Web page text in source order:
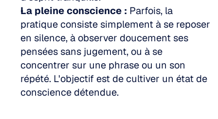
La pleine conscience : Parfois, la
pratique consiste simplement à se reposer
en silence, à observer doucement ses
pensées sans jugement, ou à se
concentrer sur une phrase ou un son
répété. L'objectif est de cultiver un état de
conscience détendue.